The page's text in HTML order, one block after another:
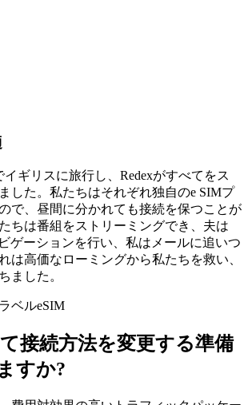
ギリスに旅行し、Redexがすべてをス
した。私たちはそれぞれ独自のe SIMプ
で、昼間に分かれても接続を保つことが
ちは番組をストリーミングでき、夫は
ゲーションを行い、私はメールに追いつ
は高価なローミングから私たちを救い、
ました。
ベルeSIM
接続方法を変更する準備
すか?